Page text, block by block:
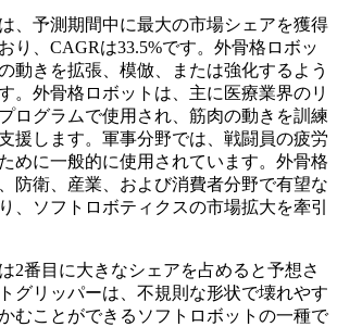
、予測期間中に最大の市場シェアを獲得
り、CAGRは33.5%です。外骨格ロボッ
動きを拡張、模倣、または強化するよう
。外骨格ロボットは、主に医療業界のリ
ログラムで使用され、筋肉の動きを訓練
援します。軍事分野では、戦闘員の疲労
めに一般的に使用されています。外骨格
防衛、産業、および消費者分野で有望な
、ソフトロボティクスの市場拡大を牽引
2番目に大きなシェアを占めると予想さ
グリッパーは、不規則な形状で壊れやす
むことができるソフトロボットの一種で